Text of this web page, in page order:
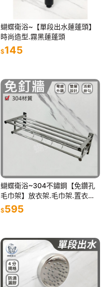
蝴蝶衛浴~【單段出水蓮蓬頭】
時尚造型.霧黑蓮蓬頭
$145
蝴蝶衛浴~304不鏽鋼【免鑽孔
毛巾架】放衣架.毛巾架.置衣架.
收納架.浴室層架.不鏽鋼層架
$595